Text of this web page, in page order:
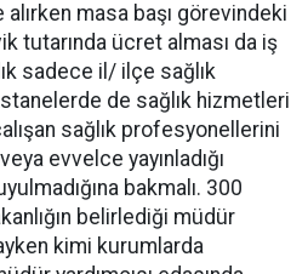
masa başı görevindeki
tutarında ücret alması da iş
sadece il/ ilçe sağlık
de sağlık hizmetleri
sağlık profesyonellerini
evvelce yayınladığı
bakmalı. 300
belirlediği müdür
kimi kurumlarda